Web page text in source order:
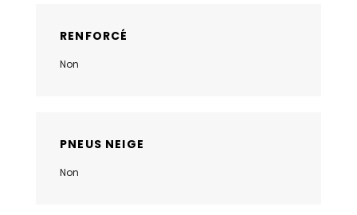
RENFORCÉ
Non
PNEUS NEIGE
Non